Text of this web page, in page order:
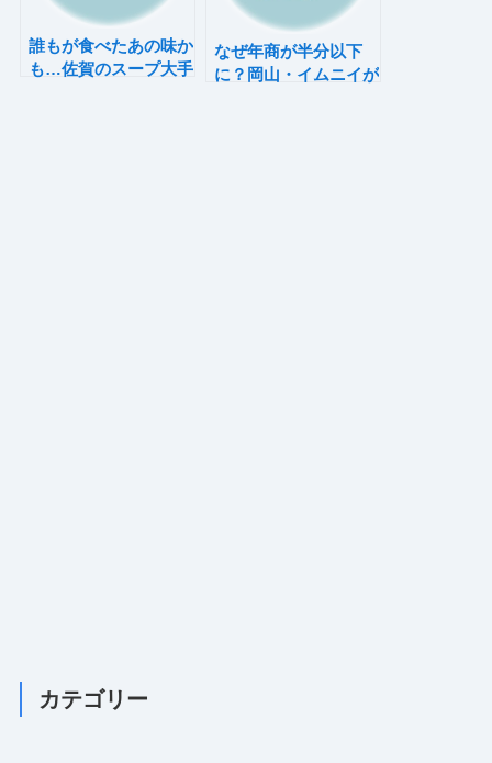
誰もが食べたあの味か
も…佐賀のスープ大手
なぜ年商が半分以下
に？岡山・イムニイが
カテゴリー